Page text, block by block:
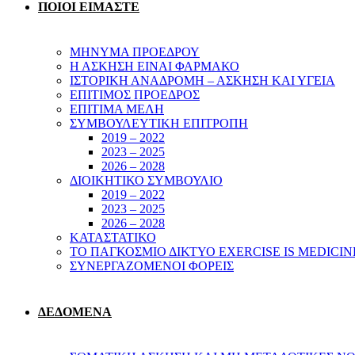
ΠΟΙΟΙ ΕΙΜΑΣΤΕ
ΜΗΝΥΜΑ ΠΡΟΕΔΡΟΥ
Η ΑΣΚΗΣΗ ΕΙΝΑΙ ΦΑΡΜΑΚΟ
ΙΣΤΟΡΙΚΗ ΑΝΑΔΡΟΜΗ – ΑΣΚΗΣΗ ΚΑΙ ΥΓΕΙΑ
ΕΠΙΤΙΜΟΣ ΠΡΟΕΔΡΟΣ
ΕΠΙΤΙΜΑ ΜΕΛΗ
ΣΥΜΒΟΥΛΕΥΤΙΚΗ ΕΠΙΤΡΟΠΗ
2019 – 2022
2023 – 2025
2026 – 2028
ΔΙΟΙΚΗΤΙΚΟ ΣΥΜΒΟΥΛΙΟ
2019 – 2022
2023 – 2025
2026 – 2028
ΚΑΤΑΣΤΑΤΙΚΟ
ΤΟ ΠΑΓΚΟΣΜΙΟ ΔΙΚΤΥΟ EXERCISE IS
ΣΥΝΕΡΓΑΖΟΜΕΝΟΙ ΦΟΡΕΙΣ
ΔΕΔΟΜΕΝΑ